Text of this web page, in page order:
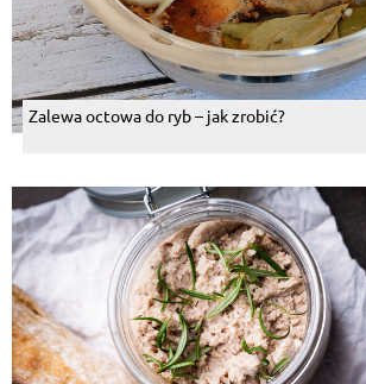
Zalewa octowa do ryb – jak zrobić?